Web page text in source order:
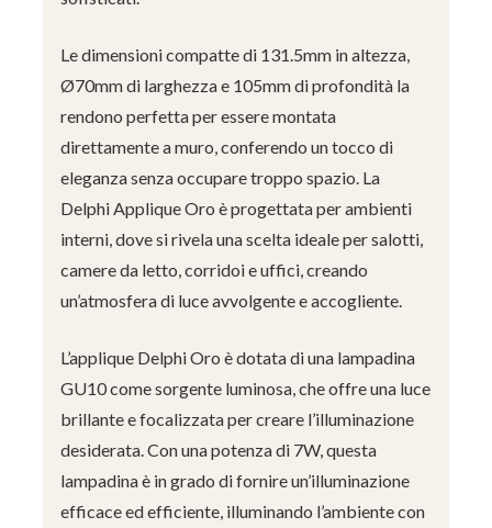
Le dimensioni compatte di 131.5mm in altezza,
Ø70mm di larghezza e 105mm di profondità la
rendono perfetta per essere montata
direttamente a muro, conferendo un tocco di
eleganza senza occupare troppo spazio. La
Delphi Applique Oro è progettata per ambienti
interni, dove si rivela una scelta ideale per salotti,
camere da letto, corridoi e uffici, creando
un’atmosfera di luce avvolgente e accogliente.
L’applique Delphi Oro è dotata di una lampadina
GU10 come sorgente luminosa, che offre una luce
brillante e focalizzata per creare l’illuminazione
desiderata. Con una potenza di 7W, questa
lampadina è in grado di fornire un’illuminazione
efficace ed efficiente, illuminando l’ambiente con